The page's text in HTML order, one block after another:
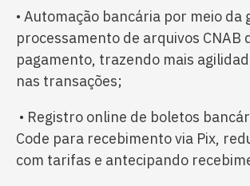
• Automação bancária por meio da
processamento de arquivos CNAB
pagamento, trazendo mais
nas transações;
• Registro online de boletos
Code para recebimento via Pix,
com tarifas e antecipando